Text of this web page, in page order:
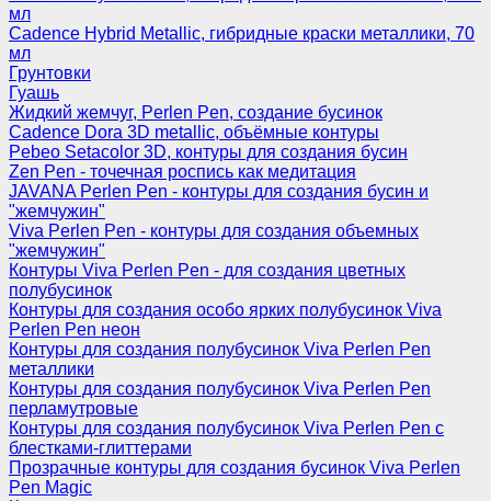
мл
Cadence Hybrid Metallic, гибридные краски металлики, 70
мл
Грунтовки
Гуашь
Жидкий жемчуг, Perlen Pen, создание бусинок
Cadence Dora 3D metallic, объёмные контуры
Pebeo Setacolor 3D, контуры для создания бусин
Zen Pen - точечная роспись как медитация
JAVANA Perlen Pen - контуры для создания бусин и
"жемчужин"
Viva Perlen Pen - контуры для создания объемных
"жемчужин"
Контуры Viva Perlen Pen - для создания цветных
полубусинок
Контуры для создания особо ярких полубусинок Viva
Perlen Pen неон
Контуры для создания полубусинок Viva Perlen Pen
металлики
Контуры для создания полубусинок Viva Perlen Pen
перламутровые
Контуры для создания полубусинок Viva Perlen Pen с
блестками-глиттерами
Прозрачные контуры для создания бусинок Viva Perlen
Pen Magic